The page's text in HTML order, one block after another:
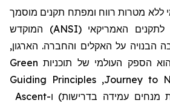
ללא מטרות רווח ומפתח תקנים מוסמך
לתקנים האמריקאי (ANSI) המוקדש
הבנויה על האקלים והחברה. הארגון,
Green
Journey to
,
Guiding Principles
מנחים עמידה בדרישות) ו-Ascent